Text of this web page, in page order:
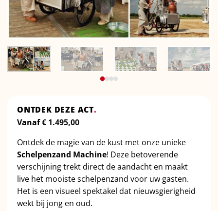
ONTDEK DEZE ACT.
Vanaf€ 1.495,00
Ontdek de magie van de kust met onze unieke
Schelpenzand Machine! Deze betoverende
verschijning trekt direct de aandacht en maakt
live het mooiste schelpenzand voor uw gasten.
Het is een visueel spektakel dat nieuwsgierigheid
wekt bij jong en oud.